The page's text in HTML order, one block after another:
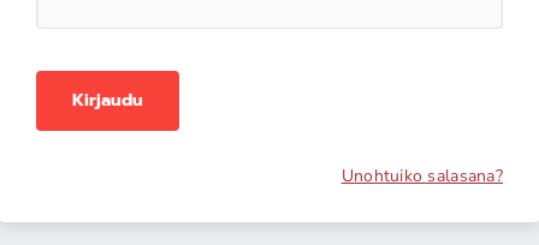
Kirjaudu
Unohtuiko salasana?